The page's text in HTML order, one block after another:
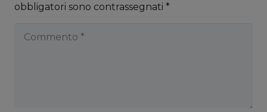
obbligatori sono contrassegnati *